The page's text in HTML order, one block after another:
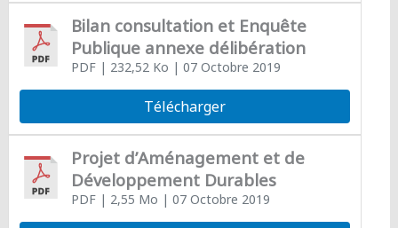
Bilan consultation et Enquête
Publique annexe délibération
PDF| 232,52 Ko | 07 Octobre 2019
Télécharger
Projet d’Aménagement et de
Développement Durables
PDF| 2,55 Mo | 07 Octobre 2019